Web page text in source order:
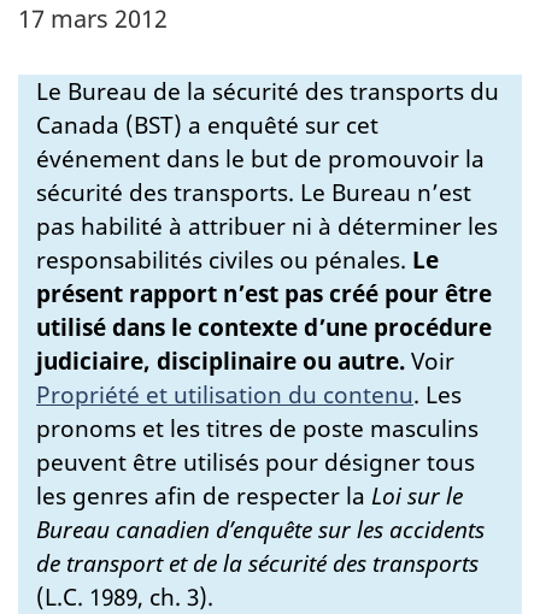
17 mars 2012
Le Bureau de la sécurité des transports du
Canada (BST) a enquêté sur cet
événement dans le but de promouvoir la
sécurité des transports. Le Bureau n’est
pas habilité à attribuer ni à déterminer les
responsabilités civiles ou pénales. Le
présent rapport n’est pas créé pour être
utilisé dans le contexte d’une procédure
judiciaire, disciplinaire ou autre.Voir
Propriété et utilisation du contenu. Les
pronoms et les titres de poste masculins
peuvent être utilisés pour désigner tous
les genres afin de respecter la Loi sur le
Bureau canadien d’enquête sur les accidents
de transport et de la sécurité des transports
(L.C. 1989, ch. 3).